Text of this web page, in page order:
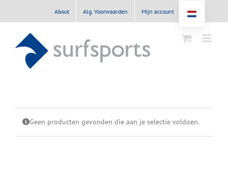
inhoud
About Alg. Voorwaarden Mijn account
Geen producten gevonden die aan je selectie voldoen.